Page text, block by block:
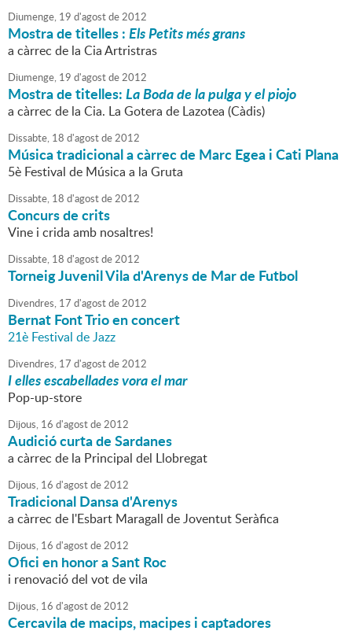
Diumenge, 19 d'agostde2012
Mostra de titelles :Els Petits més grans
a càrrec de la Cia Artristras
Diumenge, 19 d'agostde2012
Mostra de titelles:La Boda de la pulga y el piojo
a càrrec de la Cia. La Gotera de Lazotea (Càdis)
Dissabte, 18 d'agostde2012
Música tradicional a càrrec de Marc Egea i Cati Plana
5è Festival de Música a la Gruta
Dissabte, 18 d'agostde2012
Concurs de crits
Vine i crida amb nosaltres!
Dissabte, 18 d'agostde2012
Torneig Juvenil Vila d'Arenys de Mar de Futbol
Divendres, 17 d'agostde2012
Bernat Font Trio en concert
21è Festival de Jazz
Divendres, 17 d'agostde2012
I elles escabellades vora el mar
Pop-up-store
Dijous, 16 d'agostde2012
Audició curta de Sardanes
a càrrec de la Principal del Llobregat
Dijous, 16 d'agostde2012
Tradicional Dansa d'Arenys
a càrrec de l'Esbart Maragall de Joventut Seràfica
Dijous, 16 d'agostde2012
Ofici en honor a Sant Roc
i renovació del vot de vila
Dijous, 16 d'agostde2012
Cercavila de macips, macipes i captadores